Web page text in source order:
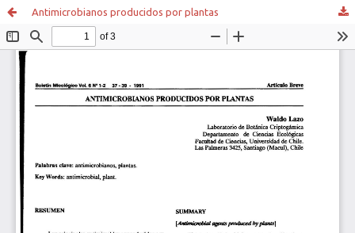
Antimicrobianos producidos por plantas